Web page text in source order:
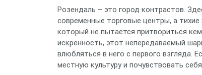
Розендаль – это город контрастов.
современные торговые центры, а
который не пытается притвориться
искренность, этот непередаваемый
влюбляться в него с первого взгляда.
местную культуру и почувствовать